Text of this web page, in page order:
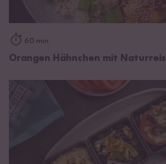
60 min
Orangen Hähnchen mit Naturreis